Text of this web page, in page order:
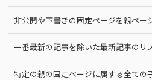
非公開や下書きの固定ページを親ペー
一番最新の記事を除いた最新記事のリ
特定の親の固定ページに属する全ての